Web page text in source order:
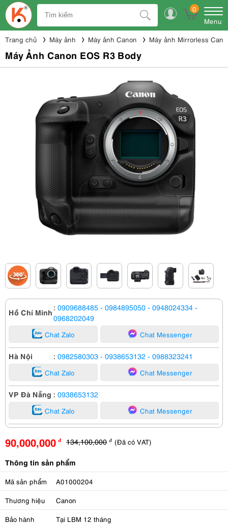
0
Menu
Trang chủ Máy ảnh Máy ảnh Canon Máy ảnh Mirrorless
Máy Ảnh Canon EOS R3 Body
Hồ Chí Minh : 0909688485 - 0984895050 - 0948024334 -
0968202049
Chat Zalo Chat Messenger
Hà Nội : 0982580303 - 0938653132 - 0988323241
Chat Zalo Chat Messenger
VP Đà Nẵng : 0938653132
Chat Zalo Chat Messenger
90,000,000 đ 134,100,000 đ (Đã có VAT)
Thông tin sản phẩm
Mã sản phẩm A01000204
Thương hiệu Canon
Bảo hành Tại LBM 12 tháng